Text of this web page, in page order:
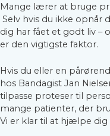
Mange lærer at bruge
Selv hvis du ikke opnår
dig har fået et godt liv –
er den vigtigste faktor.
Hvis du eller en
hos Bandagist Jan
tilpasse proteser til
mange patienter, der
Vi er klar til at hjælpe dig